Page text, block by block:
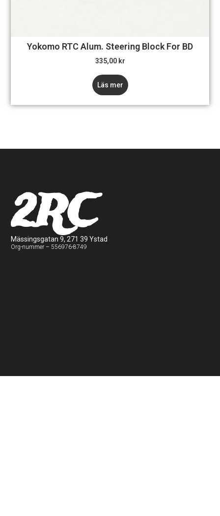
Yokomo RTC Alum. Steering Block For BD
335,00 kr
Läs mer
2RC
Mässingsgatan 9, 271 39 Ystad
Org-nummer – 556976-8749